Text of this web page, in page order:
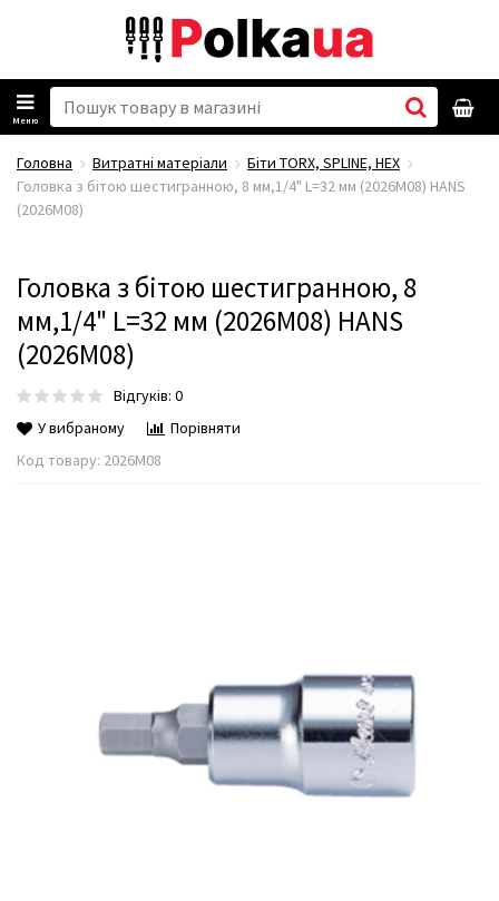
Меню
Головна Витратні матеріали
Біти TORX, SPLINE, HEX
Головка з бітою шестигранною, 8 мм,1/4" L=32 мм (2026M08) HANS
(2026M08)
Головка з бітою шестигранною, 8
мм,1/4" L=32 мм (2026M08) HANS
(2026M08)
Відгуків: 0
У вибраному
Порівняти
Код товару: 2026M08